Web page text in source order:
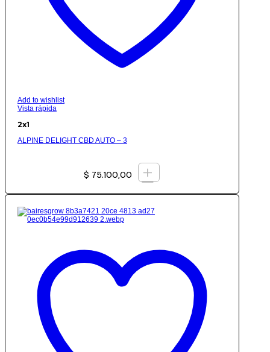
Add to wishlist
Vista rápida
2x1
ALPINE DELIGHT CBD AUTO – 3
$ 75.100,00 +